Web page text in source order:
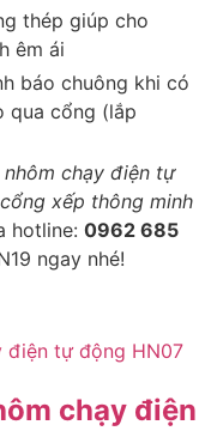
thép giúp cho
êm ái
báo chuông khi có
qua cổng (lắp
chạy điện tự
xếp thông minh
hotline: 0962 685
ngay nhé!
chạy điện